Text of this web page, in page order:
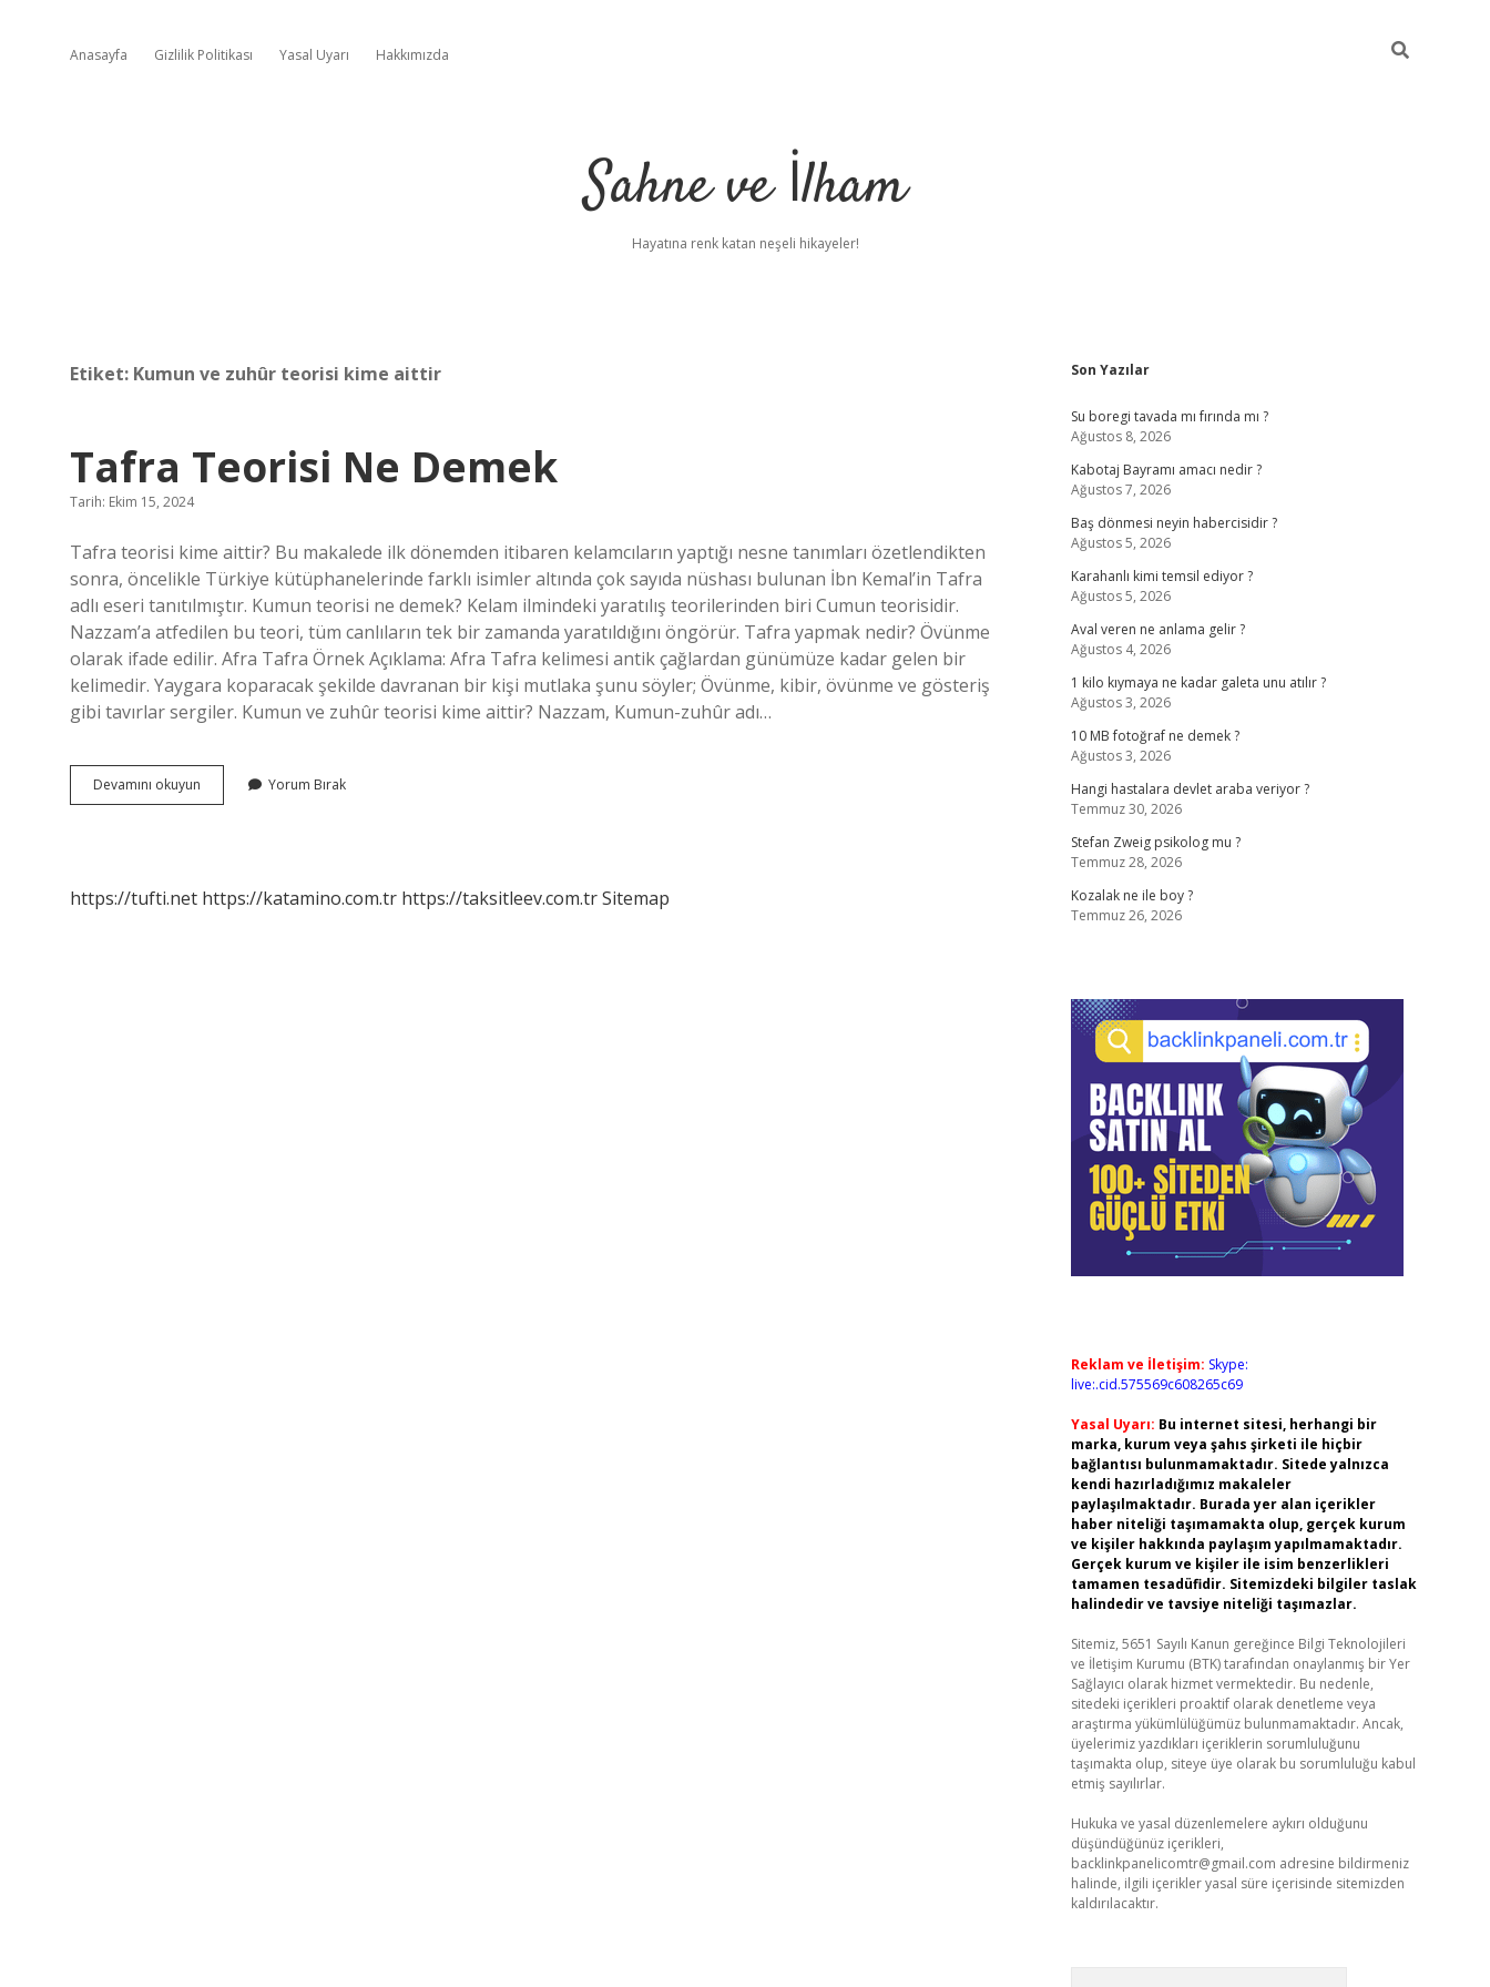
Anasayfa Gizlilik Politikası Yasal Uyarı Hakkımızda
Sahne ve İlham
Hayatına renk katan neşeli hikayeler!
Etiket: Kumun ve zuhûr teorisi kime aittir
Tafra Teorisi Ne Demek
Tarih: Ekim 15, 2024
Tafra teorisi kime aittir? Bu makalede ilk dönemden itibaren kelamcıların yaptığı nesne tanımları özetlendikten
sonra, öncelikle Türkiye kütüphanelerinde farklı isimler altında çok sayıda nüshası bulunan İbn Kemal’in Tafra
adlı eseri tanıtılmıştır. Kumun teorisi ne demek? Kelam ilmindeki yaratılış teorilerinden biri Cumun teorisidir.
Nazzam’a atfedilen bu teori, tüm canlıların tek bir zamanda yaratıldığını öngörür. Tafra yapmak nedir? Övünme
olarak ifade edilir. Afra Tafra Örnek Açıklama: Afra Tafra kelimesi antik çağlardan günümüze kadar gelen bir
kelimedir. Yaygara koparacak şekilde davranan bir kişi mutlaka şunu söyler; Övünme, kibir, övünme ve gösteriş
gibi tavırlar sergiler. Kumun ve zuhûr teorisi kime aittir? Nazzam, Kumun-zuhûr adı…
Devamını okuyun
Teorisi
Yorum Bırak
https://tufti.net https://katamino.com.tr https://taksitleev.com.trSitemap
Sidebar
Son Yazılar
Su boregi tavada mı fırında mı ?
Ağustos 8, 2026
Kabotaj Bayramı amacı nedir ?
Ağustos 7, 2026
Baş dönmesi neyin habercisidir ?
Ağustos 5, 2026
Karahanlı kimi temsil ediyor ?
Ağustos 5, 2026
Aval veren ne anlama gelir ?
Ağustos 4, 2026
1 kilo kıymaya ne kadar galeta unu atılır ?
Ağustos 3, 2026
10 MB fotoğraf ne demek ?
Ağustos 3, 2026
Hangi hastalara devlet araba veriyor ?
Temmuz 30, 2026
Stefan Zweig psikolog mu ?
Temmuz 28, 2026
Kozalak ne ile boy ?
Temmuz 26, 2026
Reklam ve İletişim: Skype:
live:.cid.575569c608265c69
Yasal Uyarı: Bu internet sitesi, herhangi bir
marka, kurum veya şahıs şirketi ile hiçbir
bağlantısı bulunmamaktadır. Sitede yalnızca
kendi hazırladığımız makaleler
paylaşılmaktadır. Burada yer alan içerikler
haber niteliği taşımamakta olup, gerçek kurum
ve kişiler hakkında paylaşım yapılmamaktadır.
Gerçek kurum ve kişiler ile isim benzerlikleri
tamamen tesadüfidir. Sitemizdeki bilgiler taslak
halindedir ve tavsiye niteliği taşımazlar.
Sitemiz, 5651 Sayılı Kanun gereğince Bilgi Teknolojileri
ve İletişim Kurumu (BTK) tarafından onaylanmış bir Yer
Sağlayıcı olarak hizmet vermektedir. Bu nedenle,
sitedeki içerikleri proaktif olarak denetleme veya
araştırma yükümlülüğümüz bulunmamaktadır. Ancak,
üyelerimiz yazdıkları içeriklerin sorumluluğunu
taşımakta olup, siteye üye olarak bu sorumluluğu kabul
etmiş sayılırlar.
Hukuka ve yasal düzenlemelere aykırı olduğunu
düşündüğünüz içerikleri,
backlinkpanelicomtr@gmail.com adresine bildirmeniz
halinde, ilgili içerikler yasal süre içerisinde sitemizden
kaldırılacaktır.
ilbet